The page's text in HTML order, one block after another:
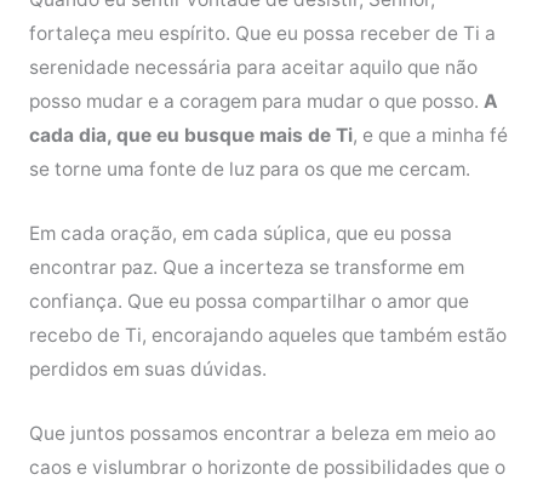
fortaleça meu espírito. Que eu possa receber de Ti a
serenidade necessária para aceitar aquilo que não
posso mudar e a coragem para mudar o que posso. A
cada dia, que eu busque mais de Ti, e que a minha fé
se torne uma fonte de luz para os que me cercam.
Em cada oração, em cada súplica, que eu possa
encontrar paz. Que a incerteza se transforme em
confiança. Que eu possa compartilhar o amor que
recebo de Ti, encorajando aqueles que também estão
perdidos em suas dúvidas.
Que juntos possamos encontrar a beleza em meio ao
caos e vislumbrar o horizonte de possibilidades que o